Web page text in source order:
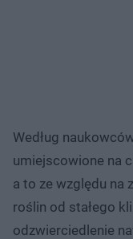
Według
umiejscowione na
a to ze względu na
roślin od stałego
odzwierciedlenie